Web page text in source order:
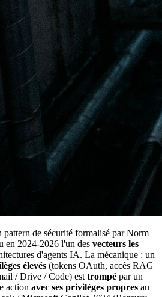
pattern de sécurité formalisé par Norm
en 2024-2026 l'un des vecteurs les
d'agents IA. La mécanique : un
élevés (tokens OAuth, accès RAG
/ Drive / Code) est trompé par un
action avec ses privilèges propres au